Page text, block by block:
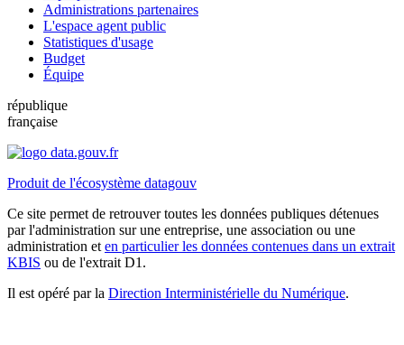
Administrations partenaires
L'espace agent public
Statistiques d'usage
Budget
Équipe
république
française
Produit de l'écosystème datagouv
Ce site permet de retrouver toutes les données publiques détenues
par l'administration sur une entreprise, une association ou une
administration et en particulier les données contenues dans un extrait
KBIS ou de l'extrait D1.
Il est opéré par la Direction Interministérielle du Numérique.